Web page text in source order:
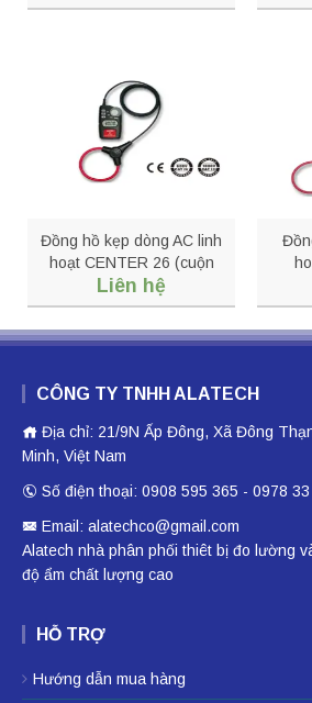
Đồng hồ kẹp dòng AC linh
hoạt CENTER 26 (cuộn
dây 10”/18”)
Liên hệ
CÔNG TY TNHH ALATECH
Địa chỉ: 21/9N Ấp Đông, Xã Đông
Minh, Việt Nam
Số điện thoại: 0908 595 365 - 0978
Email: alatechco@gmail.com
Alatech nhà phân phối thiêt bị đo lường
độ ẩm chất lượng cao
HỖ TRỢ
Hướng dẫn mua hàng